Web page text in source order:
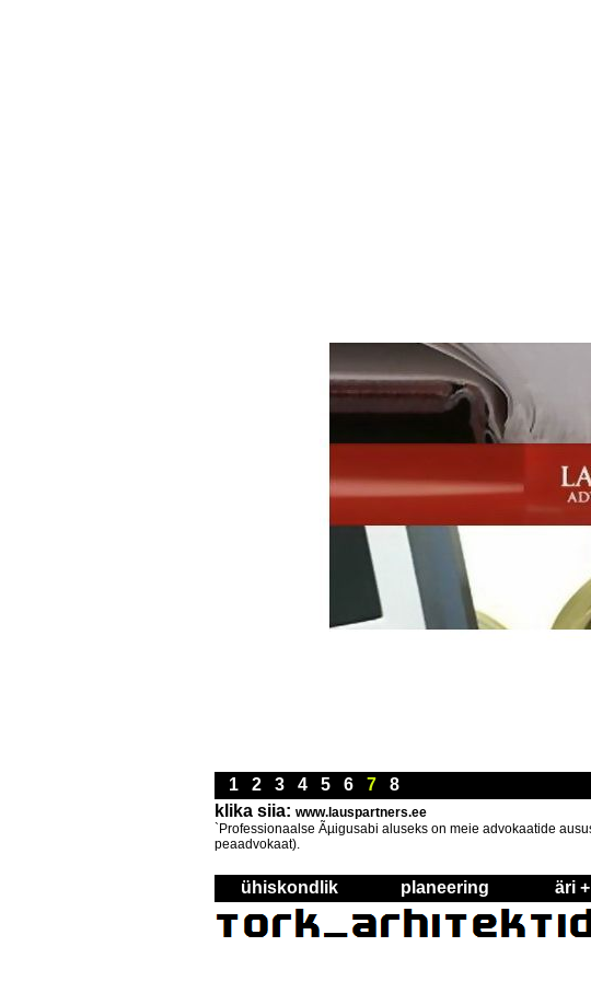
1 2 3 4 5 6 7
8
klika siia: www.lauspartners.ee
`Professionaalse Ãµigusabi aluseks on meie advokaatide
peaadvokaat).
ühiskondlik planeering äri